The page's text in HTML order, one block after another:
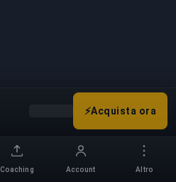
⚡Acquista ora
Scegli le tue opzioni di boost
Coaching Account Altro